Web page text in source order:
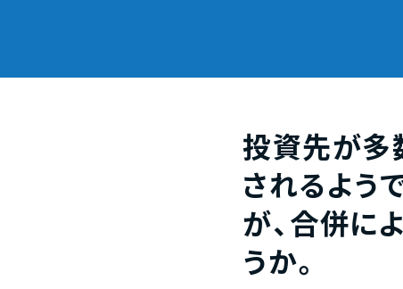
投資先が多
されるよう
が、合併に
うか。